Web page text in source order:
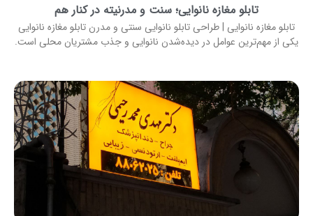
تابلو مغازه نانوایی؛ سنت و مدرنیته در کنار هم
تابلو مغازه نانوایی | طراحی تابلو نانوایی سنتی و مدرن تابلو مغازه نانوایی
یکی از مهم‌ترین عوامل در دیده‌شدن نانوایی و جذب مشتریان محلی است.